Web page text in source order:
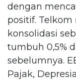
dengan
positif.
konsolidasi
tumbuh 0,5%
sebelumnya.
Pajak,